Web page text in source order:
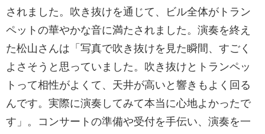
されました。吹き抜けを通じて、ビル全体がトラン
ペットの華やかな音に満たされました。演奏を終え
た松山さんは「写真で吹き抜けを見た瞬間、すごく
よさそうと思っていました。吹き抜けとトランペッ
トって相性がよくて、天井が高いと響きもよく回る
んです。実際に演奏してみて本当に心地よかったで
す」。コンサートの準備や受付を手伝い、演奏を一